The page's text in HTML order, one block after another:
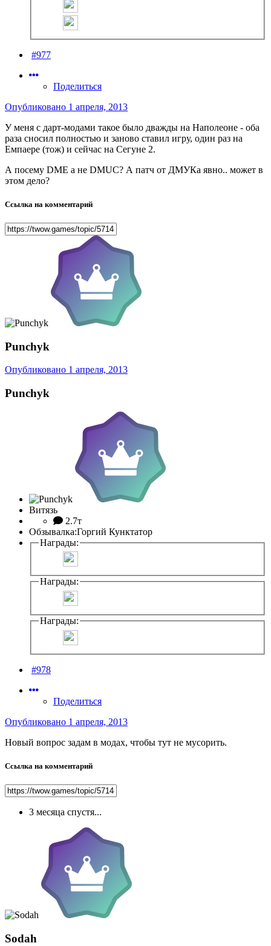
#977
Поделиться
Опубликовано 1 апреля, 2013
У меня с дарт-модами такое было дважды на Наполеоне - оба
раза сносил полностью и заново ставил игру, один раз на
Емпаере (тож) и сейчас на Сегуне 2.
А посему DME а не DMUC? А патч от ДМУКа явно.. может в
этом дело?
Ссылка на комментарий
Punchyk
Опубликовано 1 апреля, 2013
Punchyk
Витязь
2.7т
Обзывалка:Горгий Кунктатор
Награды:
Награды:
Награды:
#978
Поделиться
Опубликовано 1 апреля, 2013
Новый вопрос задам в модах, чтобы тут не мусорить.
Ссылка на комментарий
3 месяца спустя...
Sodah